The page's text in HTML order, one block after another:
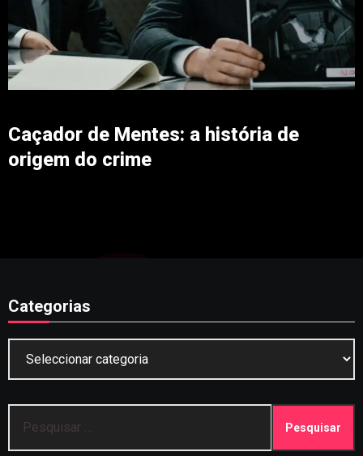
Caçador de Mentes: a história de
origem do crime
Categorias
por: